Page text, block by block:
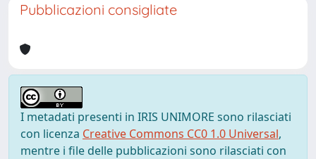
Pubblicazioni consigliate
I metadati presenti in IRIS UNIMORE sono rilasciati
con licenza Creative Commons CC0 1.0 Universal,
mentre i file delle pubblicazioni sono rilasciati con